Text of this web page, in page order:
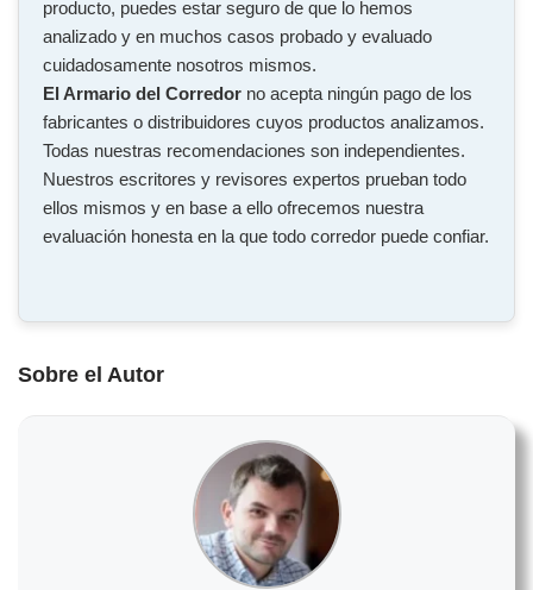
producto, puedes estar seguro de que lo hemos
analizado y en muchos casos probado y evaluado
cuidadosamente nosotros mismos.
El Armario del Corredor no acepta ningún pago de los
fabricantes o distribuidores cuyos productos analizamos.
Todas nuestras recomendaciones son independientes.
Nuestros escritores y revisores expertos prueban todo
ellos mismos y en base a ello ofrecemos nuestra
evaluación honesta en la que todo corredor puede confiar.
Sobre el Autor